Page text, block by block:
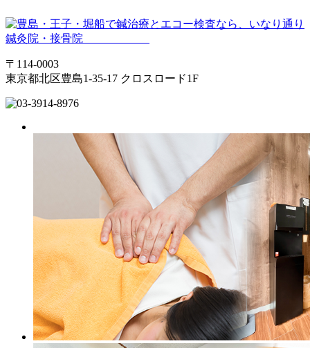
〒114-0003
東京都北区豊島1-35-17 クロスロード1F